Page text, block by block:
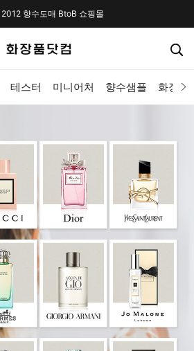
향수도매 BtoB 쇼핑몰
테스터 미니어처 향수샘플 화장품